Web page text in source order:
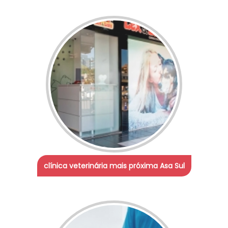
clínica veterinária mais próxima Asa Sul